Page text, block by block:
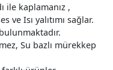
ile kaplamanız ,
ve Isı yalıtımı sağlar.
Su bazlı mürekkep